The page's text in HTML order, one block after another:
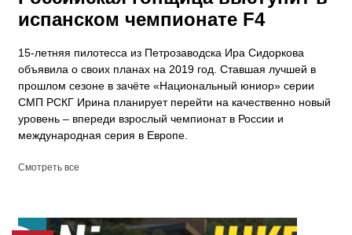
испанском чемпионате F4
15-летняя пилотесса из Петрозаводска Ира Сидоркова
объявила о своих планах на 2019 год. Ставшая лучшей в
прошлом сезоне в зачёте «Национальный юниор» серии
СМП РСКГ Ирина планирует перейти на качественно новый
уровень – впереди взрослый чемпионат в России и
международная серия в Европе.
Смотреть все